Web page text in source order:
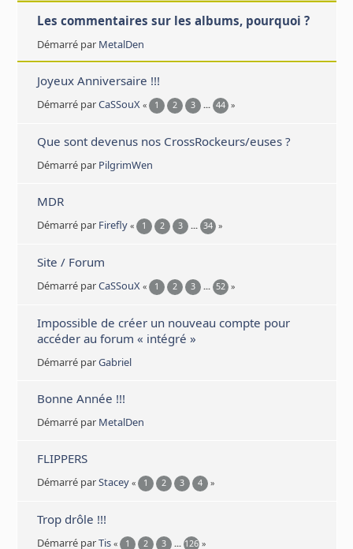
Les commentaires sur les albums, pourquoi ?
Démarré par MetalDen
Joyeux Anniversaire !!!
Démarré parCaSSouX « 1 2 3 ... 44 »
Que sont devenus nos CrossRockeurs/euses ?
Démarré par PilgrimWen
MDR
Démarré par Firefly « 1 2 3 ... 34 »
Site / Forum
Démarré parCaSSouX « 1 2 3 ... 52 »
Impossible de créer un nouveau compte pour
accéder au forum « intégré »
Démarré parGabriel
Bonne Année !!!
Démarré par MetalDen
FLIPPERS
Démarré parStacey « 1 2 3 4 »
Trop drôle !!!
Démarré parTis « 1 2 3 ... 126»